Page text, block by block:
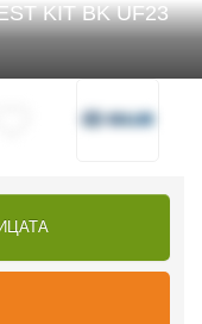
KIT BK UF23